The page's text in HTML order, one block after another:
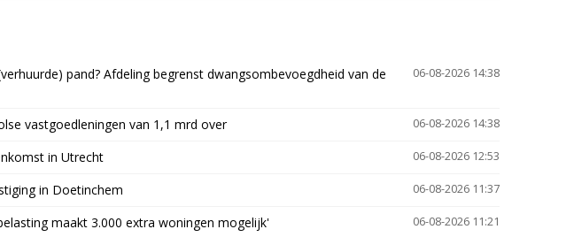
06-08-2026 14:38
pand? Afdeling begrenst dwangsombevoegdheid van de
06-08-2026 14:38
vastgoedleningen van 1,1 mrd over
06-08-2026 12:53
in Utrecht
06-08-2026 11:37
in Doetinchem
06-08-2026 11:21
maakt 3.000 extra woningen mogelijk'